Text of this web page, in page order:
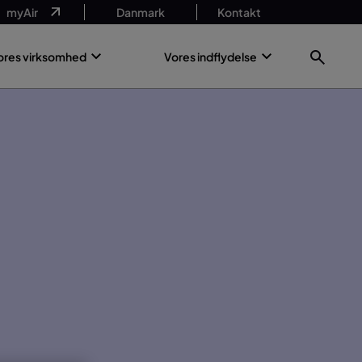
myAir Danmark Kontakt
virksomhed Vores indflydelse